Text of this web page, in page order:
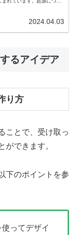
2024.04.03
るアイデア
り方
ことで、受け取っ
ができます。
下のポイントを参
ってデザイ